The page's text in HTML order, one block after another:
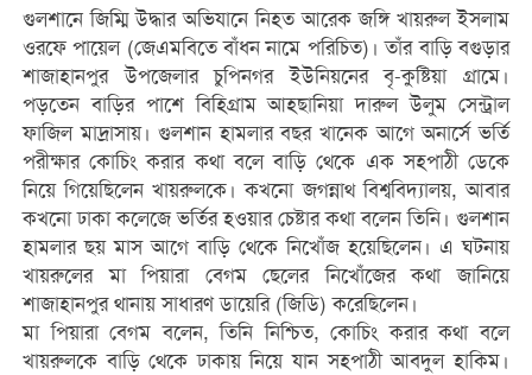
গুলশানে জিম্মি উদ্ধার অভিযানে নিহত আরেক জঙ্গি খায়রুল ইসলাম
ওরফে পায়েল (জেএমবিতে বাঁধন নামে পরিচিত)। তাঁর বাড়ি বগুড়ার
শাজাহানপুর উপজেলার চুপিনগর ইউনিয়নের বৃ-কুষ্টিয়া গ্রামে।
পড়তেন বাড়ির পাশে বিহিগ্রাম আহছানিয়া দারুল উলুম সেন্ট্রাল
ফাজিল মাদ্রাসায়। গুলশান হামলার বছর খানেক আগে অনার্সে ভর্তি
পরীক্ষার কোচিং করার কথা বলে বাড়ি থেকে এক সহপাঠী ডেকে
নিয়ে গিয়েছিলেন খায়রুলকে। কখনো জগন্নাথ বিশ্ববিদ্যালয়, আবার
কখনো ঢাকা কলেজে ভর্তির হওয়ার চেষ্টার কথা বলেন তিনি। গুলশান
হামলার ছয় মাস আগে বাড়ি থেকে নিখোঁজ হয়েছিলেন। এ ঘটনায়
খায়রুলের মা পিয়ারা বেগম ছেলের নিখোঁজের কথা জানিয়ে
শাজাহানপুর থানায় সাধারণ ডায়েরি (জিডি) করেছিলেন।
মা পিয়ারা বেগম বলেন, তিনি নিশ্চিত, কোচিং করার কথা বলে
খায়রুলকে বাড়ি থেকে ঢাকায় নিয়ে যান সহপাঠী আবদুল হাকিম।